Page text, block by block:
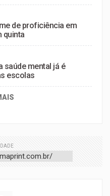
de proficiência em
quinta
saúde mental já é
escolas